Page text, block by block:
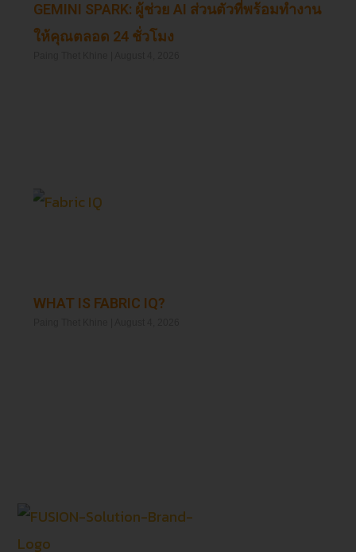
GEMINI SPARK: ผู้ช่วย AI ส่วนตัวที่พร้อมทำงาน
ให้คุณตลอด 24 ชั่วโมง
WHAT IS FABRIC IQ?